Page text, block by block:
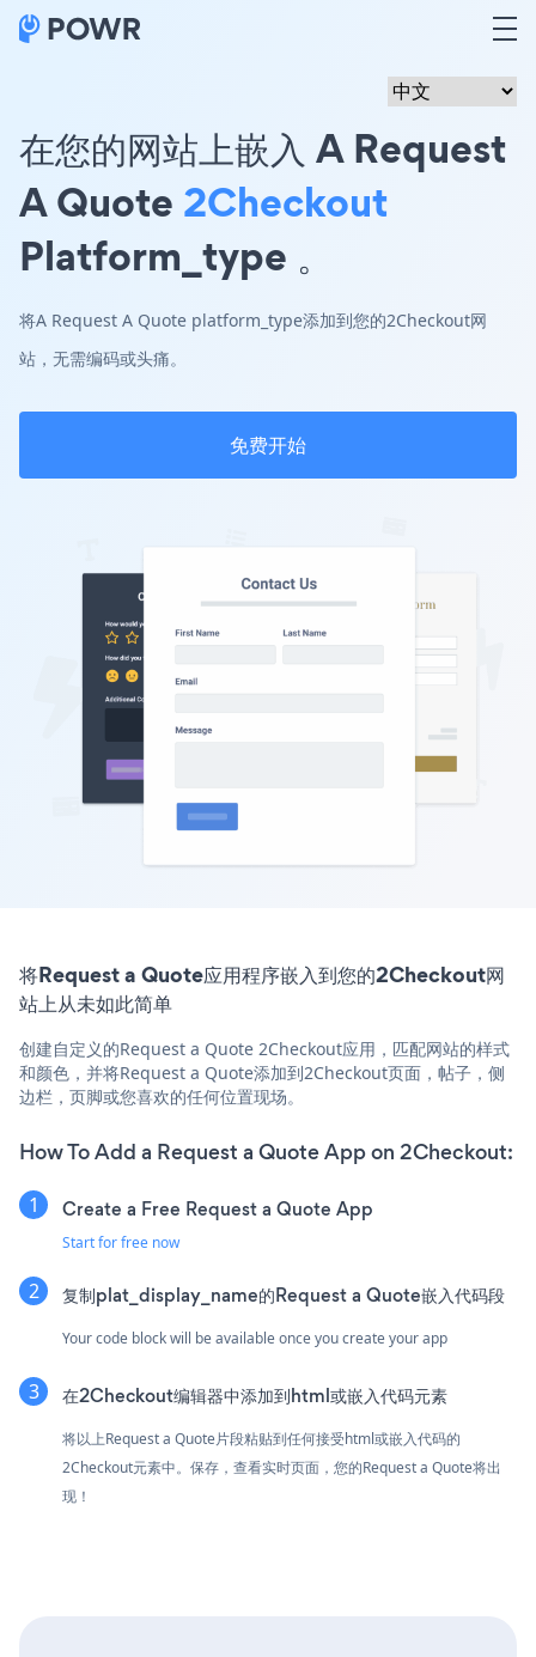
在您的网站上嵌入 A Request
A Quote 2Checkout
Platform_type 。
将A Request A Quote platform_type添加到您的2Checkout网
站，无需编码或头痛。
免费开始
将Request a Quote应用程序嵌入到您的2Checkout网
站上从未如此简单
创建自定义的Request a Quote 2Checkout应用，匹配网站的样式
和颜色，并将Request a Quote添加到2Checkout页面，帖子，侧
边栏，页脚或您喜欢的任何位置现场。
How To Add a Request a Quote App on 2Checkout:
Create a Free Request a Quote App
Start for free now
复制plat_display_name的Request a Quote嵌入代码段
Your code block will be available once you create your app
在2Checkout编辑器中添加到html或嵌入代码元素
将以上Request a Quote片段粘贴到任何接受html或嵌入代码的
2Checkout元素中。保存，查看实时页面，您的Request a Quote将出
现！